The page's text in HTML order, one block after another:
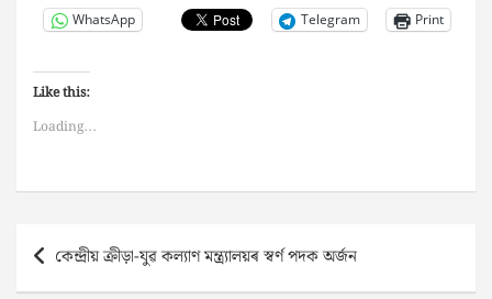
WhatsApp Telegram Print
Like this:
Loading...
Post
navigation
কেন্দ্ৰীয় ক্রীড়া-যুৱ কল্যাণ মন্ত্ৰ্যালয়ৰ স্বৰ্ণ পদক অৰ্জন